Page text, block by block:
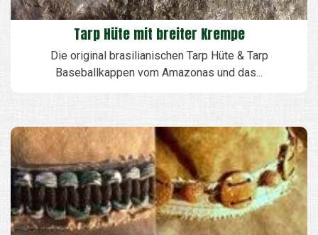
Tarp Hüte mit breiter Krempe
Die original brasilianischen Tarp Hüte & Tarp
Baseballkappen vom Amazonas und das...